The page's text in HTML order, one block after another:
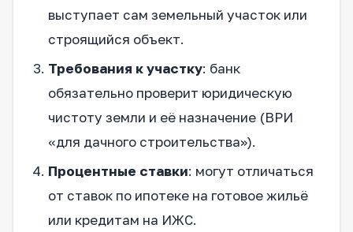
выступает сам земельный участок или
строящийся объект.
Требования к участку: банк
обязательно проверит юридическую
чистоту земли и её назначение (ВРИ
«для дачного строительства»).
Процентные ставки: могут отличаться
от ставок по ипотеке на готовое жильё
или кредитам на ИЖС.